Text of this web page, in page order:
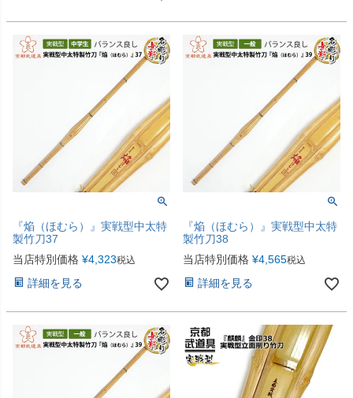
『焔（ほむら）』実戦型中太特
製竹刀37
当店特別価格 ¥4,323税込
詳細を見る
『焔（ほむら）』実戦型中太特
製竹刀38
当店特別価格 ¥4,565税込
詳細を見る